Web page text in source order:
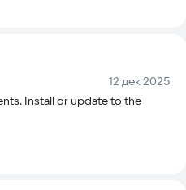
или более поздняя
чтобы начать
обновленного
Дата:
12 дек 2025
Install or update to the